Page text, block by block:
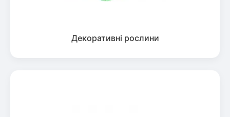
Декоративні рослини